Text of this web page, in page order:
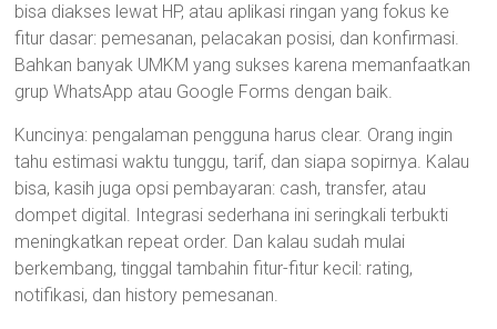
bisa diakses lewat HP, atau aplikasi ringan yang fokus ke
fitur dasar: pemesanan, pelacakan posisi, dan konfirmasi.
Bahkan banyak UMKM yang sukses karena memanfaatkan
grup WhatsApp atau Google Forms dengan baik.
Kuncinya: pengalaman pengguna harus clear. Orang ingin
tahu estimasi waktu tunggu, tarif, dan siapa sopirnya. Kalau
bisa, kasih juga opsi pembayaran: cash, transfer, atau
dompet digital. Integrasi sederhana ini seringkali terbukti
meningkatkan repeat order. Dan kalau sudah mulai
berkembang, tinggal tambahin fitur-fitur kecil: rating,
notifikasi, dan history pemesanan.